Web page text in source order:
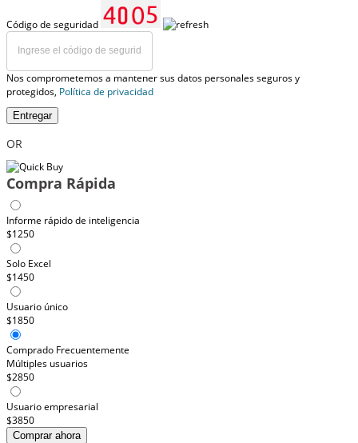
Código de seguridad
Nos comprometemos a mantener sus datos personales seguros y
protegidos, Política de privacidad
Entregar
OR
Compra Rápida
Informe rápido de inteligencia
$1250
Solo Excel
$1450
Usuario único
$1850
Comprado Frecuentemente
Múltiples usuarios
$2850
Usuario empresarial
$3850
Comprar ahora